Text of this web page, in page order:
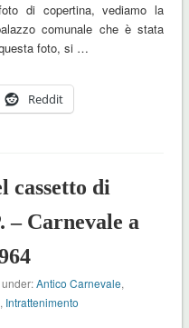
di copertina, vediamo la
comunale che è stata
foto, si …
Reddit
cassetto di
– Carnevale a
under:Antico Carnevale,
, Intrattenimento